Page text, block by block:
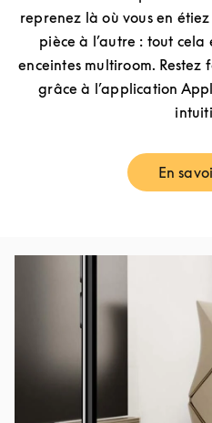
reprenez là où vous en étiez
pièce à l’autre : tout cela
enceintes multiroom.
grâce à l’application
En